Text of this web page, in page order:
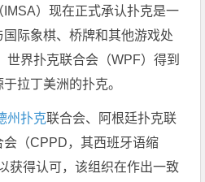
IMSA）现在正式承认扑克是一
际象棋、桥牌和其他游戏处
世界扑克联合会（WPF）得到
拉丁美洲的扑克。
州扑克联合会、阿根廷扑克联
（CPPD，其西班牙语缩
获得认可，该组织在作出一致